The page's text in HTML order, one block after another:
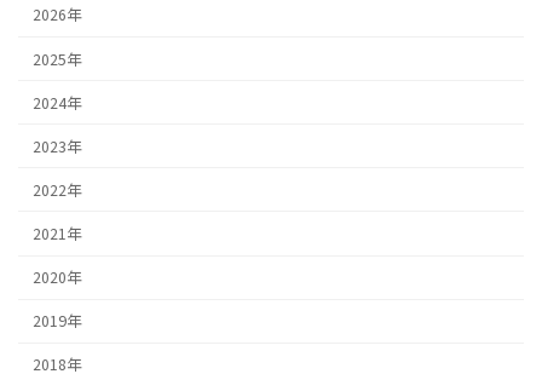
2026年
2025年
2024年
2023年
2022年
2021年
2020年
2019年
2018年